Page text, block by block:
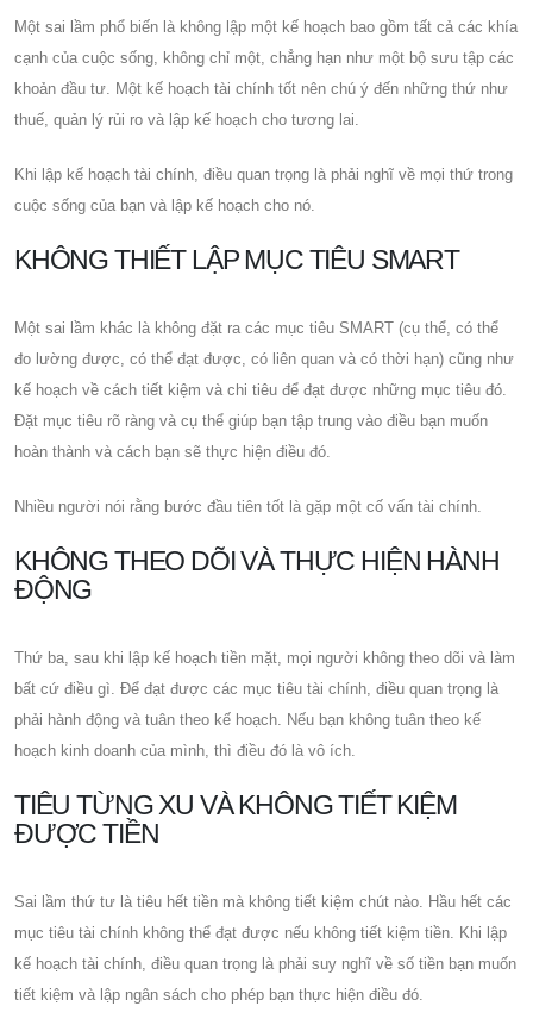
Một sai lầm phổ biến là không lập một kế hoạch bao gồm tất cả các khía
cạnh của cuộc sống, không chỉ một, chẳng hạn như một bộ sưu tập các
khoản đầu tư. Một kế hoạch tài chính tốt nên chú ý đến những thứ như
thuế, quản lý rủi ro và lập kế hoạch cho tương lai.
Khi lập kế hoạch tài chính, điều quan trọng là phải nghĩ về mọi thứ trong
cuộc sống của bạn và lập kế hoạch cho nó.
KHÔNG THIẾT LẬP MỤC TIÊU SMART
Một sai lầm khác là không đặt ra các mục tiêu SMART (cụ thể, có thể
đo lường được, có thể đạt được, có liên quan và có thời hạn) cũng như
kế hoạch về cách tiết kiệm và chi tiêu để đạt được những mục tiêu đó.
Đặt mục tiêu rõ ràng và cụ thể giúp bạn tập trung vào điều bạn muốn
hoàn thành và cách bạn sẽ thực hiện điều đó.
Nhiều người nói rằng bước đầu tiên tốt là gặp một cố vấn tài chính.
KHÔNG THEO DÕI VÀ THỰC HIỆN HÀNH
ĐỘNG
Thứ ba, sau khi lập kế hoạch tiền mặt, mọi người không theo dõi và làm
bất cứ điều gì. Để đạt được các mục tiêu tài chính, điều quan trọng là
phải hành động và tuân theo kế hoạch. Nếu bạn không tuân theo kế
hoạch kinh doanh của mình, thì điều đó là vô ích.
TIÊU TỪNG XU VÀ KHÔNG TIẾT KIỆM
ĐƯỢC TIỀN
Sai lầm thứ tư là tiêu hết tiền mà không tiết kiệm chút nào. Hầu hết các
mục tiêu tài chính không thể đạt được nếu không tiết kiệm tiền. Khi lập
kế hoạch tài chính, điều quan trọng là phải suy nghĩ về số tiền bạn muốn
tiết kiệm và lập ngân sách cho phép bạn thực hiện điều đó.